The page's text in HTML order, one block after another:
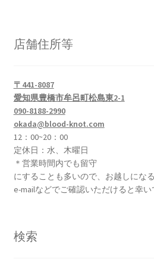
店舗住所等
〒441-8087
愛知県豊橋市牟呂町松島東2-1
090-8188-2990
okada@blood-knot.com
12：00~20：00
定休日：水、木曜日
＊営業時間内でも留守
にすることも多いので、お越しにな
e-mailなどでご確認いただけると幸い
検索